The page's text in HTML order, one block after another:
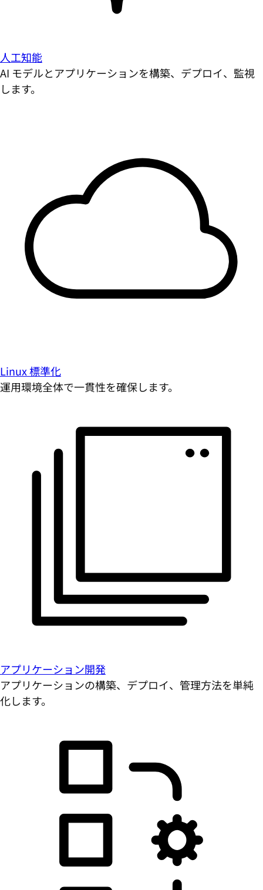
人工知能
AI モデルとアプリケーションを構築、デプロイ、監視
します。
Linux 標準化
運用環境全体で一貫性を確保します。
アプリケーション開発
アプリケーションの構築、デプロイ、管理方法を単純
化します。